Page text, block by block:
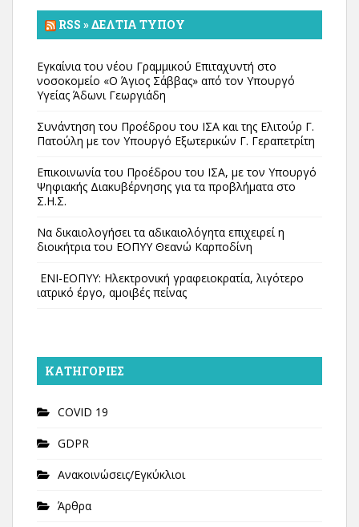
RSS » ΔΕΛΤΊΑ ΤΎΠΟΥ
Εγκαίνια του νέου Γραμμικού Επιταχυντή στο
νοσοκομείο «Ο Άγιος Σάββας» από τον Υπουργό
Υγείας Άδωνι Γεωργιάδη
Συνάντηση του Προέδρου του ΙΣΑ και της Ελιτούρ Γ.
Πατούλη με τον Υπουργό Εξωτερικών Γ. Γεραπετρίτη
Επικοινωνία του Προέδρου του ΙΣΑ, με τον Υπουργό
Ψηφιακής Διακυβέρνησης για τα προβλήματα στο
Σ.Η.Σ.
Να δικαιολογήσει τα αδικαιολόγητα επιχειρεί η
διοικήτρια του ΕΟΠΥΥ Θεανώ Καρποδίνη
ΕΝΙ-ΕΟΠΥΥ: Ηλεκτρονική γραφειοκρατία, λιγότερο
ιατρικό έργο, αμοιβές πείνας
KΑΤΗΓΟΡΊΕΣ
COVID 19
GDPR
Ανακοινώσεις/Εγκύκλιοι
Άρθρα